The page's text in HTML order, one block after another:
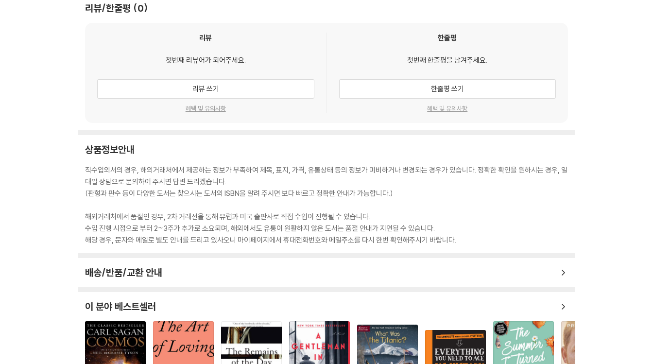
리뷰/한줄평 0
리뷰
첫번째 리뷰어가 되어주세요.
리뷰 쓰기
혜택 및 유의사항
한줄평
첫번째 한줄평을 남겨주세요.
한줄평 쓰기
혜택 및 유의사항
상품정보안내
직수입외서의 경우, 해외거래처에서 제공하는 정보가 부족하여 제목, 표지, 가격, 유통상태 등의 정보가 미비하거나 변경되는 경우가 있습니다. 정확한 확인을 원하시는 경우, 일
대일 상담으로 문의하여 주시면 답변 드리겠습니다.
(판형과 판수 등이 다양한 도서는 찾으시는 도서의 ISBN을 알려 주시면 보다 빠르고 정확한 안내가 가능합니다.)
해외거래처에서 품절인 경우, 2차 거래선을 통해 유럽과 미국 출판사로 직접 수입이 진행될 수 있습니다.
수입 진행 시점으로 부터 2~3주가 추가로 소요되며, 해외에서도 유통이 원활하지 않은 도서는 품절 안내가 지연될 수 있습니다.
해당 경우, 문자와 메일로 별도 안내를 드리고 있사오니 마이페이지에서 휴대전화번호와 메일주소를 다시 한번 확인해주시기 바랍니다.
배송/반품/교환 안내
이 분야 베스트셀러